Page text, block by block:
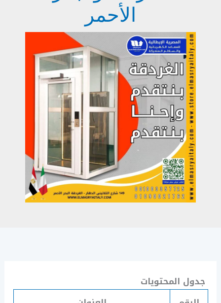
الأحمر
جدول المحتويات